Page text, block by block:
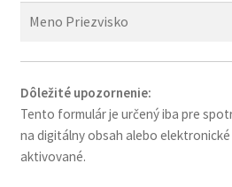
Dôležité upozornenie:
Tento formulár je určený iba pre
na digitálny obsah alebo
aktivované.